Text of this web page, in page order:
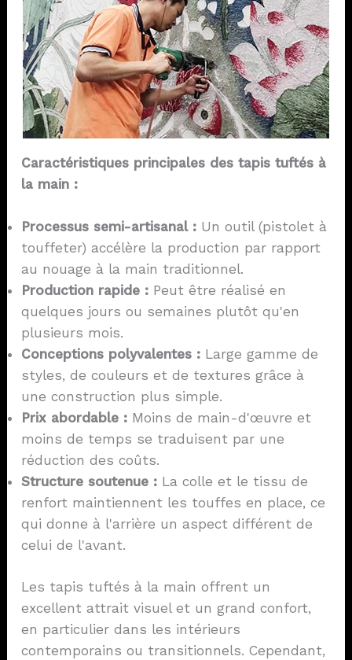
Caractéristiques principales des tapis tuftés à
la main :
Processus semi-artisanal :Un outil (pistolet à
touffeter) accélère la production par rapport
au nouage à la main traditionnel.
Production rapide :Peut être réalisé en
quelques jours ou semaines plutôt qu'en
plusieurs mois.
Conceptions polyvalentes :Large gamme de
styles, de couleurs et de textures grâce à
une construction plus simple.
Prix abordable :Moins de main-d'œuvre et
moins de temps se traduisent par une
réduction des coûts.
Structure soutenue :La colle et le tissu de
renfort maintiennent les touffes en place, ce
qui donne à l'arrière un aspect différent de
celui de l'avant.
Les tapis tuftés à la main offrent un
excellent attrait visuel et un grand confort,
en particulier dans les intérieurs
contemporains ou transitionnels. Cependant,